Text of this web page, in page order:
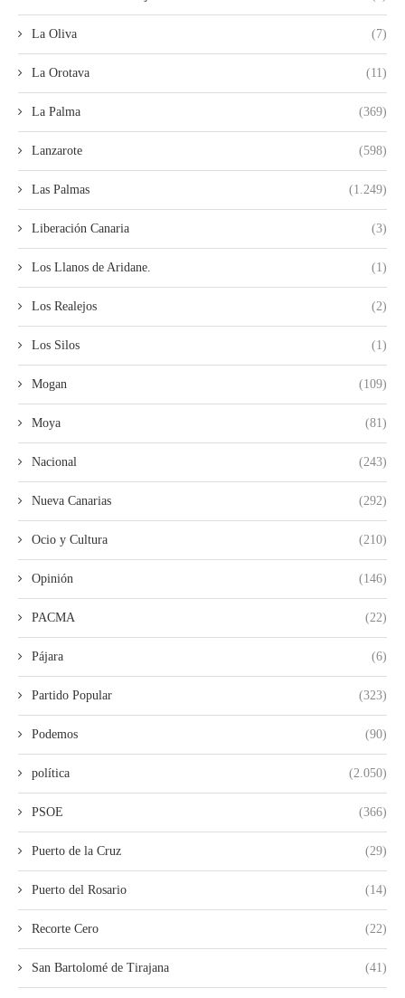
La Oliva (7)
La Orotava (11)
La Palma (369)
Lanzarote (598)
Las Palmas (1.249)
Liberación Canaria (3)
Los Llanos de Aridane. (1)
Los Realejos (2)
Los Silos (1)
Mogan (109)
Moya (81)
Nacional (243)
Nueva Canarias (292)
Ocio y Cultura (210)
Opinión (146)
PACMA (22)
Pájara (6)
Partido Popular (323)
Podemos (90)
política (2.050)
PSOE (366)
Puerto de la Cruz (29)
Puerto del Rosario (14)
Recorte Cero (22)
San Bartolomé de Tirajana (41)